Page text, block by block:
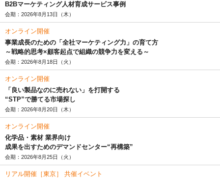
B2Bマーケティング人材育成サービス事例
会期：2026年8月13日（木）
オンライン開催
事業成長のための「全社マーケティング力」の育て方
～戦略的思考×顧客起点で組織の競争力を変える～
会期：2026年8月18日（火）
オンライン開催
「良い製品なのに売れない」を打開する
“STP”で勝てる市場探し
会期：2026年8月20日（木）
オンライン開催
化学品・素材 業界向け
成果を出すためのデマンドセンター“再構築”
会期：2026年8月25日（火）
リアル開催［東京］ 共催イベント